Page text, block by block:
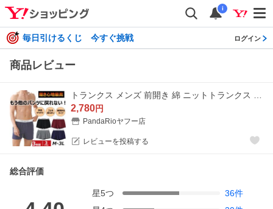
i
毎日引けるくじ 今すぐ挑戦 ログイン
商品レビュー
2,780円
PandaRioヤフー店
レビューを投稿する
総合評価
星5つ 36件